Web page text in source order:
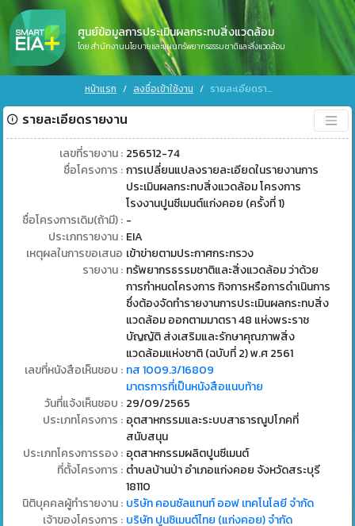
ศูนย์ข้อมูลการประเมินผลกระทบสิ่งแวดล้อม
โดย สำนักงานนโยบายและแผนทรัพยากรธรรมชาติและสิ่งแวดล้อม
หน้าแรก ลงชื่อเข้าใช้งาน รายละเอียดรายงาน
รายละเอียดรายงาน
เลขที่รายงาน : 256512-74
ชื่อโครงการ : การเปลี่ยนแปลงรายละเอียดในรายงานการ
ประเมินผลกระทบสิ่งแวดล้อม โครงการ
โรงงานปูนซีเมนต์แก่งคอย (ครั้งที่ 1)
ชื่อโครงการเดิม(ถ้ามี) : -
ประเภทรายงาน : EIA
เหตุผลในการขอเสนอ
รายงาน :
เข้าข่ายตามประกาศกระทรวง
ทรัพยากรธรรมชาติและสิ่งแวดล้อม ว่าด้วย
การกำหนดโครงการ กิจการหรือการดำเนินการ
ซึ่งต้องจัดทำรายงานการประเมินผลกระทบสิ่ง
แวดล้อม ออกตามมาตรา 48 แห่งพระราช
บัญญัติ ส่งเสริมและรักษาคุณภาพสิ่ง
แวดล้อมแห่งชาติ (ฉบับที่ 2) พ.ศ 2561
เลขที่หนังสือเห็นชอบ : ทส 1009.3/16809
มาตรการที่เป็นหนังสือแนบท้าย
วันที่แจ้งเห็นชอบ : 29/09/2565
ประเภทโครงการ : อุตสาหกรรมและระบบสาธารณูปโภคที่
สนับสนุน
ประเภทโครงการรอง : อุตสาหกรรมผลิตปูนซีเมนต์
ที่ตั้งโครงการ : ตำบลบ้านป่า อำเภอแก่งคอย จังหวัดสระบุรี
18110
นิติบุคคลผู้ทำรายงาน : บริษัท คอนซัลแทนท์ ออฟ เทคโนโลยี จำกัด
เจ้าของโครงการ : บริษัท ปูนซิเมนต์ไทย (แก่งคอย) จำกัด